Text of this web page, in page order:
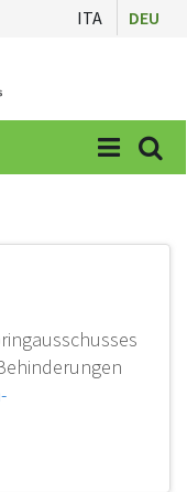
ITA DEU
Menü